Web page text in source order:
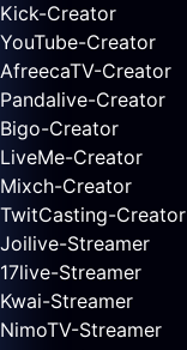
Kick-Creator
YouTube-Creator
AfreecaTV-Creator
Pandalive-Creator
Bigo-Creator
LiveMe-Creator
Mixch-Creator
TwitCasting-Creator
Joilive-Streamer
17live-Streamer
Kwai-Streamer
NimoTV-Streamer